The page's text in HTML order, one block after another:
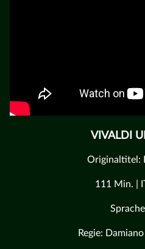
VIVALDI
Originaltitel:
111 Min. |
Regie: